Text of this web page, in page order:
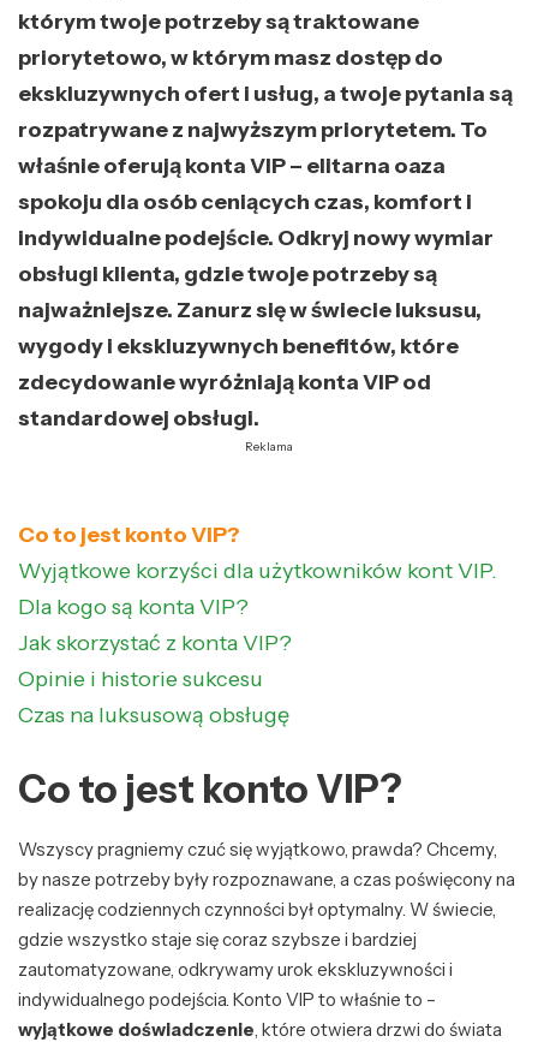
którym twoje potrzeby są traktowane
priorytetowo, w którym masz dostęp do
ekskluzywnych ofert i usług, a twoje pytania są
rozpatrywane z najwyższym priorytetem. To
właśnie oferują konta VIP – elitarna oaza
spokoju dla osób ceniących czas, komfort i
indywidualne podejście. Odkryj nowy wymiar
obsługi klienta, gdzie twoje potrzeby są
najważniejsze. Zanurz się w świecie luksusu,
wygody i ekskluzywnych benefitów, które
zdecydowanie wyróżniają konta VIP od
standardowej obsługi.
Reklama
Co to jest konto VIP?
Wyjątkowe korzyści dla użytkowników kont VIP.
Dla kogo są konta VIP?
Jak skorzystać z konta VIP?
Opinie i historie sukcesu
Czas na luksusową obsługę
Co to jest konto VIP?
Wszyscy pragniemy czuć się wyjątkowo, prawda? Chcemy,
by nasze potrzeby były rozpoznawane, a czas poświęcony na
realizację codziennych czynności był optymalny. W świecie,
gdzie wszystko staje się coraz szybsze i bardziej
zautomatyzowane, odkrywamy urok ekskluzywności i
indywidualnego podejścia. Konto VIP to właśnie to –
wyjątkowe doświadczenie, które otwiera drzwi do świata